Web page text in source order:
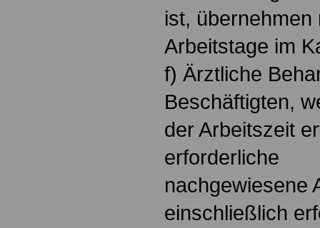
ist,
Arbeitstage im
f) Ärztliche
Beschäftigten,
der Arbeitszeit
erforderliche
nachgewiesene
einschließlich